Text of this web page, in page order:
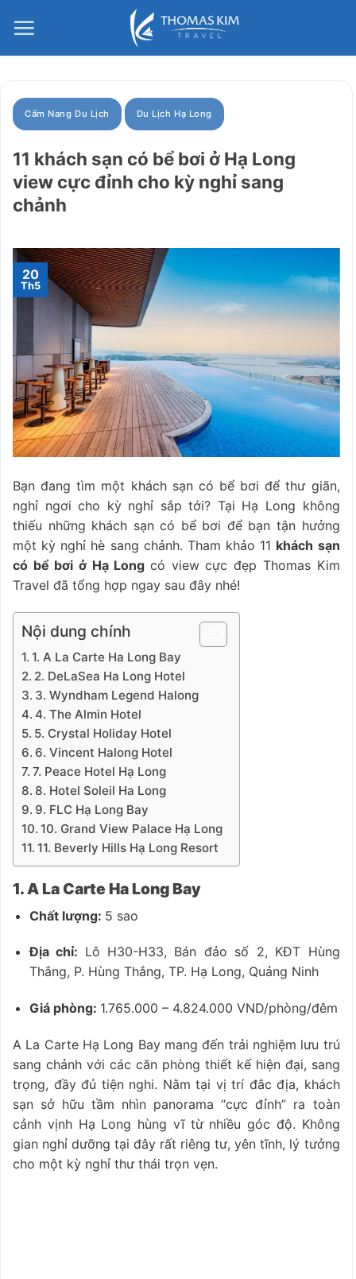
qua
Cẩm Nang Du Lịch Du Lịch Hạ Long
11 khách sạn có bể bơi ở Hạ Long
view cực đỉnh cho kỳ nghỉ sang
chảnh
20
Th5
Bạn đang tìm một khách sạn có bể bơi để thư giãn,
nghỉ ngơi cho kỳ nghỉ sắp tới? Tại Hạ Long không
thiếu những khách sạn có bể bơi để bạn tận hưởng
một kỳ nghỉ hè sang chảnh. Tham khảo 11 khách sạn
có bể bơi ở Hạ Longcó view cực đẹp Thomas Kim
Travel đã tổng hợp ngay sau đây nhé!
Nội dung chính
1. A La Carte Ha Long Bay
2. DeLaSea Ha Long Hotel
3. Wyndham Legend Halong
4. The Almin Hotel
5. Crystal Holiday Hotel
6. Vincent Halong Hotel
7. Peace Hotel Hạ Long
8. Hotel Soleil Ha Long
9. FLC Hạ Long Bay
10. Grand View Palace Hạ Long
11. Beverly Hills Hạ Long Resort
1. A La Carte Ha Long Bay
Chất lượng: 5 sao
Địa chỉ: Lô H30-H33, Bán đảo số 2, KĐT Hùng
Thắng, P. Hùng Thắng, TP. Hạ Long, Quảng Ninh
Giá phòng: 1.765.000 – 4.824.000 VND/phòng/đêm
A La Carte Hạ Long Bay mang đến trải nghiệm lưu trú
sang chảnh với các căn phòng thiết kế hiện đại, sang
trọng, đầy đủ tiện nghi. Nằm tại vị trí đắc địa, khách
sạn sở hữu tầm nhìn panorama “cực đỉnh” ra toàn
cảnh vịnh Hạ Long hùng vĩ từ nhiều góc độ. Không
gian nghỉ dưỡng tại đây rất riêng tư, yên tĩnh, lý tưởng
cho một kỳ nghỉ thư thái trọn vẹn.